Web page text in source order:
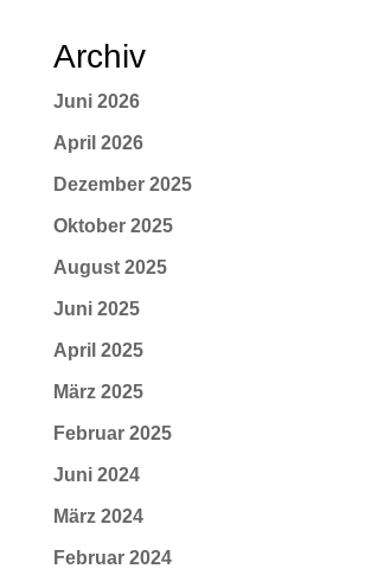
Archiv
Juni 2026
April 2026
Dezember 2025
Oktober 2025
August 2025
Juni 2025
April 2025
März 2025
Februar 2025
Juni 2024
März 2024
Februar 2024